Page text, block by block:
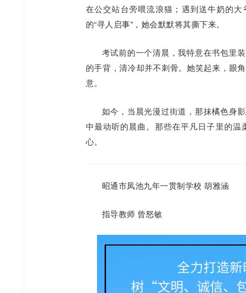
在公交站台旁喂流浪猫；遇到送牛奶的
的“寻人启事”，她会默默将其撕下来。
考试前的一个清晨，我特意在书包里
的手背，清冷却并不刺骨。她笑起来，眼
意。
如今，当晨光漫过街道，那抹橘色身
中最动听的晨曲。那些在平凡日子里的
心。
昭通市凤池九年一贯制学校 胡雅涵
指导教师 曾怒敏